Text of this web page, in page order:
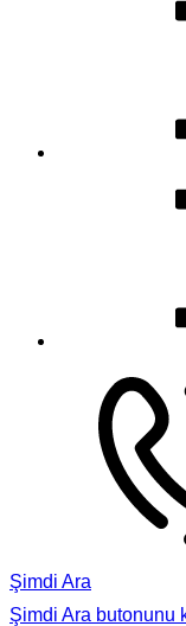
Şimdi Ara
Şimdi Ara butonunu